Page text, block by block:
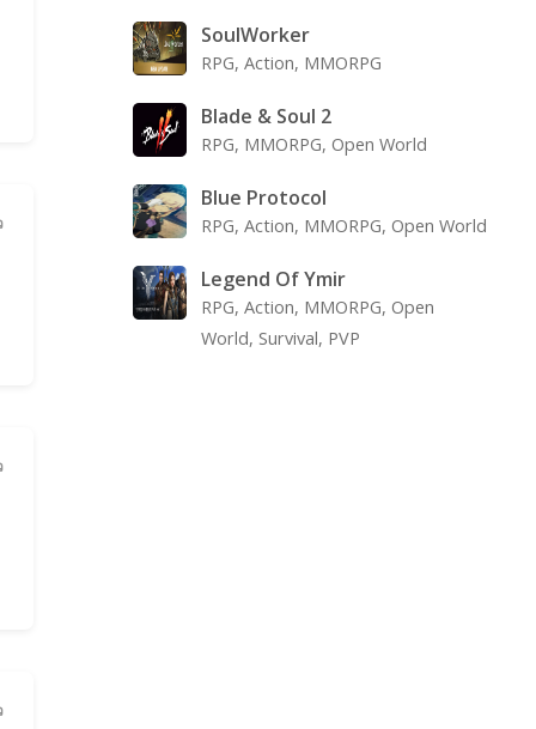
SoulWorker
RPG, Action, MMORPG
Blade & Soul 2
RPG, MMORPG, Open World
Blue Protocol
RPG, Action, MMORPG, Open World
Legend Of Ymir
RPG, Action, MMORPG, Open
World, Survival, PVP